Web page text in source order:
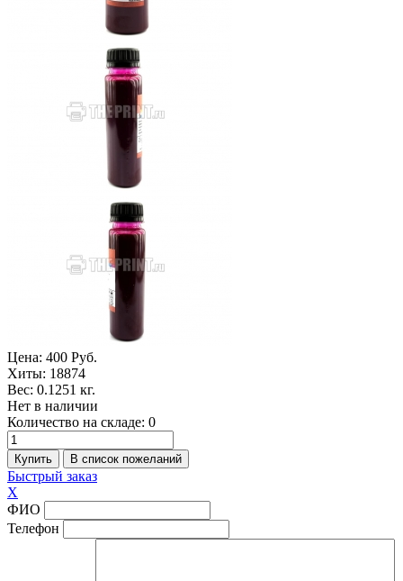
Цена: 400 Руб.
Хиты: 18874
Вес: 0.1251 кг.
Нет в наличии
Количество на складе: 0
Быстрый заказ
X
ФИО
Телефон